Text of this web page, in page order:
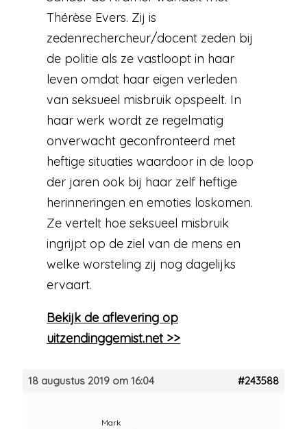
Thérèse Evers. Zij is
zedenrechercheur/docent zeden bij
de politie als ze vastloopt in haar
leven omdat haar eigen verleden
van seksueel misbruik opspeelt. In
haar werk wordt ze regelmatig
onverwacht geconfronteerd met
heftige situaties waardoor in de loop
der jaren ook bij haar zelf heftige
herinneringen en emoties loskomen.
Ze vertelt hoe seksueel misbruik
ingrijpt op de ziel van de mens en
welke worsteling zij nog dagelijks
ervaart.
Bekijk de aflevering op
uitzendinggemist.net >>
18 augustus 2019 om 16:04 #243588
Mark